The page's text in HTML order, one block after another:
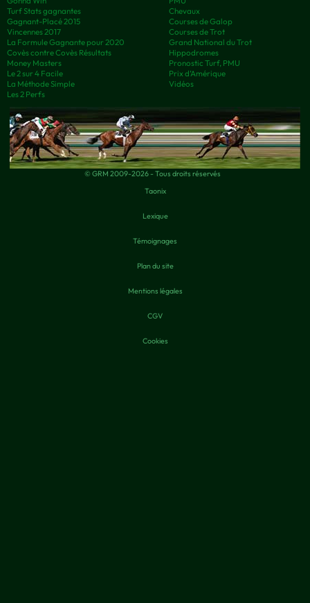
Turf Stats gagnantes
Gagnant-Placé 2015
Vincennes 2017
La Formule Gagnante pour 2020
Covès contre Covès Résultats
Money Masters
Le 2 sur 4 Facile
La Méthode Simple
Les 2 Perfs
Chevaux
Courses de Galop
Courses de Trot
Grand National du Trot
Hippodromes
Pronostic Turf, PMU
Prix d’Amérique
Vidéos
© GRM 2009-2026 - Tous droits réservés
Taonix
Lexique
Témoignages
Plan du site
Mentions légales
CGV
Cookies